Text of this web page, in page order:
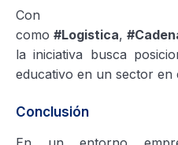
Con
como #Logistica,
la iniciativa busca
educativo en un sector en
Conclusión